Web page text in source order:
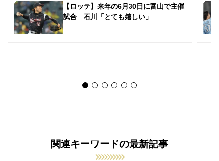
【ロッテ】来年の6月30日に富山で主催
試合 石川「とても嬉しい」
関連キーワードの最新記事